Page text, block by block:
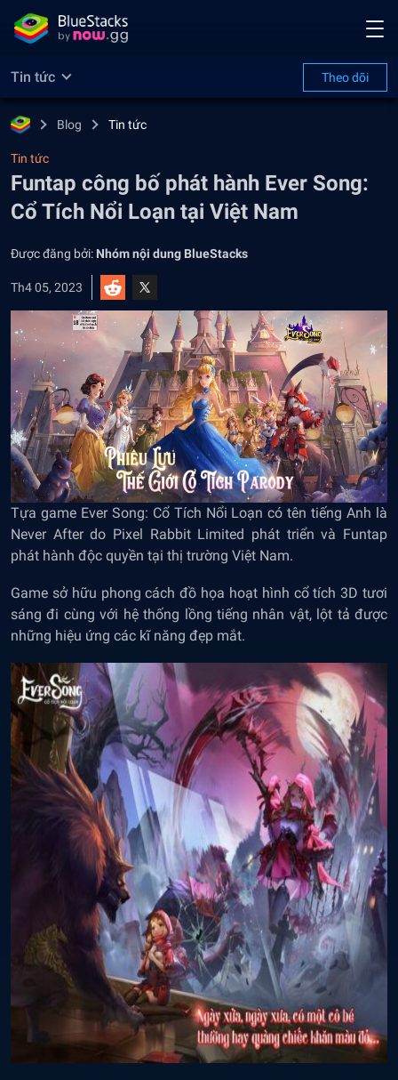
Tin tức Theo dõi
Blog Tin tức
Tin tức
Funtap công bố phát hành Ever Song:
Cổ Tích Nổi Loạn tại Việt Nam
Được đăng bởi: Nhóm nội dung BlueStacks
Th4 05, 2023
Tựa game Ever Song: Cổ Tích Nổi Loạn có tên tiếng Anh là
Never After do Pixel Rabbit Limited phát triển và Funtap
phát hành độc quyền tại thị trường Việt Nam.
Game sở hữu phong cách đồ họa hoạt hình cổ tích 3D tươi
sáng đi cùng với hệ thống lồng tiếng nhân vật, lột tả được
những hiệu ứng các kĩ năng đẹp mắt.